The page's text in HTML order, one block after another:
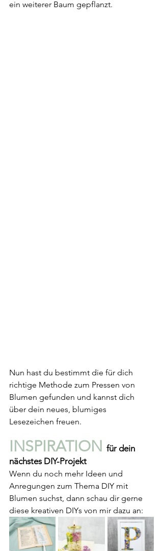
ein weiterer Baum gepflanzt.
Nun hast du bestimmt die für dich
richtige Methode zum Pressen von
Blumen gefunden und kannst dich
über dein neues, blumiges
Lesezeichen freuen.
INSPIRATION für dein
nächstes DIY-Projekt
Wenn du noch mehr Ideen und
Anregungen zum Thema DIY mit
Blumen suchst, dann schau dir gerne
diese kreativen DIYs von mir dazu an: